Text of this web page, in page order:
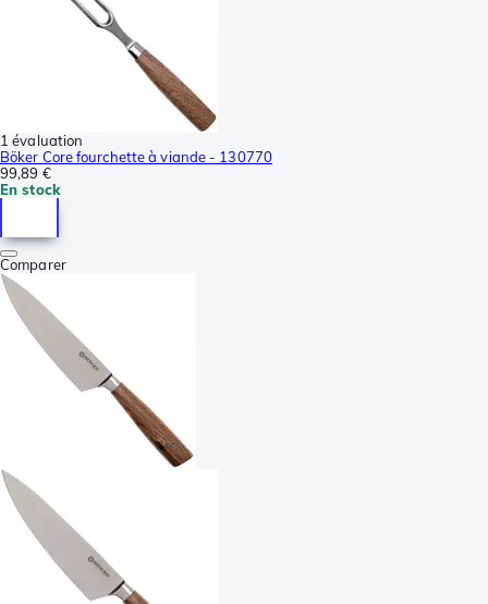
1 évaluation
Böker Core fourchette à viande - 130770
99,89 €
En stock
Comparer